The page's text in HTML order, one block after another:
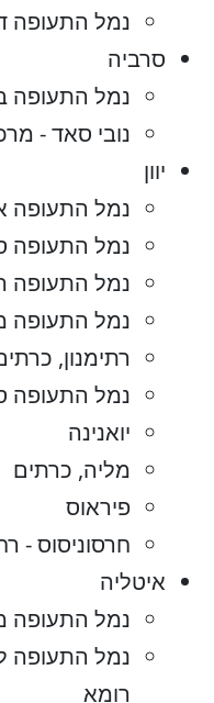
נמל התעופה
סרביה
נמל התעופה
נובי סאד -
יוון
נמל התעופה
נמל התעופה
נמל התעופה
נמל התעופה
רתימנון,
נמל התעופה
יואנינה
מליה, כרתים
פיראוס
חרסוניסוס -
איטליה
נמל התעופה
נמל התעופה
רומא